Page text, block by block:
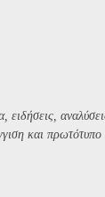
και